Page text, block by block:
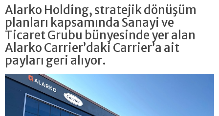
Alarko Holding, stratejik dönüşüm
planları kapsamında Sanayi ve
Ticaret Grubu bünyesinde yer alan
Alarko Carrier’daki Carrier’a ait
payları geri alıyor.